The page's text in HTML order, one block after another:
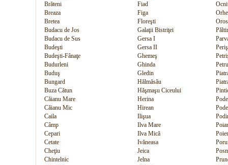
Brăteni
Fiad
Breaza
Figa
Bretea
Floreşti
Budacu de Jos
Galaţii Bistriţei
Budacu de Sus
Gersa I
Budeşti
Gersa II
Budeşti-Fânaţe
Ghemeş
Budurleni
Ghinda
Buduş
Gledin
Bungard
Hălmăsău
Buza Cătun
Hăşmaşu Ciceului
Căianu Mare
Herina
Căianu Mic
Hirean
Caila
Ilişua
Câmp
Ilva Mare
Cepari
Ilva Mică
Cetate
Ivăneasa
Cheţiu
Jeica
Chintelnic
Jelna